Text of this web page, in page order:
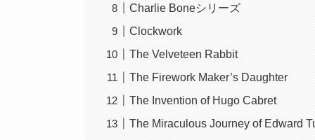
Charlie Boneシリーズ
Clockwork
The Velveteen Rabbit
The Firework Maker’s Daughter
The Invention of Hugo Cabret
The Miraculous Journey of Edward